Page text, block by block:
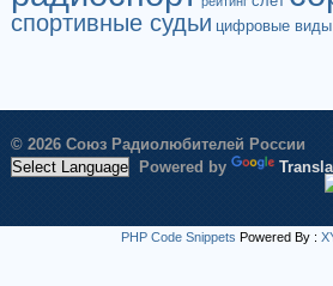
спортивные судьи цифровые виды
© 2026 Союз Радиолюбителей России
Powered by
PHP Code Snippets Powered By :